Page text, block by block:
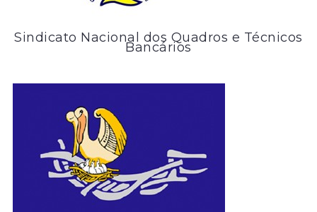
Sindicato Nacional dos Quadros e Técnicos
Bancários